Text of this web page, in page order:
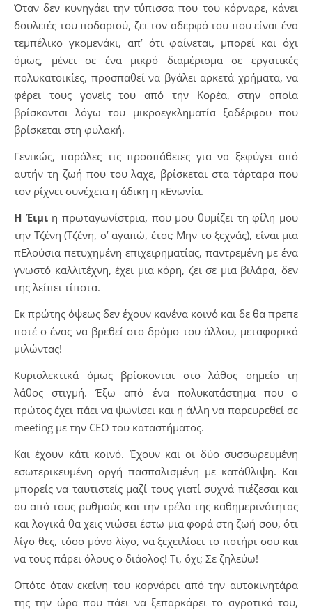
Όταν δεν κυνηγάει την τύπισσα που του κόρναρε, κάνει
δουλειές του ποδαριού, ζει τον αδερφό του που είναι ένα
τεμπέλικο γκομενάκι, απ’ ότι φαίνεται, μπορεί και όχι
όμως, μένει σε ένα μικρό διαμέρισμα σε εργατικές
πολυκατοικίες, προσπαθεί να βγάλει αρκετά χρήματα, να
φέρει τους γονείς του από την Κορέα, στην οποία
βρίσκονται λόγω του μικροεγκληματία ξαδέρφου που
βρίσκεται στη φυλακή.
Γενικώς, παρόλες τις προσπάθειες για να ξεφύγει από
αυτήν τη ζωή που του λαχε, βρίσκεται στα τάρταρα που
τον ρίχνει συνέχεια η άδικη η κΕνωνία.
Η Έιμιη πρωταγωνίστρια, που μου θυμίζει τη φίλη μου
την Τζένη (Τζένη, σ’ αγαπώ, έτσι; Μην το ξεχνάς), είναι μια
πΕλούσια πετυχημένη επιχειρηματίας, παντρεμένη με ένα
γνωστό καλλιτέχνη, έχει μια κόρη, ζει σε μια βιλάρα, δεν
της λείπει τίποτα.
Εκ πρώτης όψεως δεν έχουν κανένα κοινό και δε θα πρεπε
ποτέ ο ένας να βρεθεί στο δρόμο του άλλου, μεταφορικά
μιλώντας!
Κυριολεκτικά όμως βρίσκονται στο λάθος σημείο τη
λάθος στιγμή. Έξω από ένα πολυκατάστημα που ο
πρώτος έχει πάει να ψωνίσει και η άλλη να παρευρεθεί σε
meeting με την CEO του καταστήματος.
Και έχουν κάτι κοινό. Έχουν και οι δύο συσσωρευμένη
εσωτερικευμένη οργή πασπαλισμένη με κατάθλιψη. Και
μπορείς να ταυτιστείς μαζί τους γιατί συχνά πιέζεσαι και
συ από τους ρυθμούς και την τρέλα της καθημερινότητας
και λογικά θα χεις νιώσει έστω μια φορά στη ζωή σου, ότι
λίγο θες, τόσο μόνο λίγο, να ξεχειλίσει το ποτήρι σου και
να τους πάρει όλους ο διάολος! Τι, όχι; Σε ζηλεύω!
Οπότε όταν εκείνη του κορνάρει από την αυτοκινητάρα
της την ώρα που πάει να ξεπαρκάρει το αγροτικό του,